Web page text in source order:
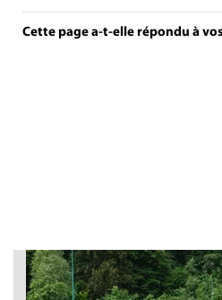
Cette page a-t-elle répondu à